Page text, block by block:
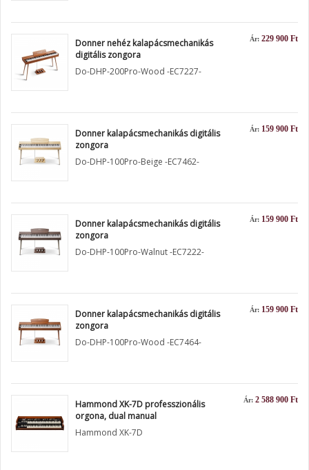
Ár: 229 900 Ft
Donner nehéz kalapácsmechanikás
digitális zongora
Do-DHP-200Pro-Wood -EC7227-
Ár: 159 900 Ft
Donner kalapácsmechanikás digitális
zongora
Do-DHP-100Pro-Beige -EC7462-
Ár: 159 900 Ft
Donner kalapácsmechanikás digitális
zongora
Do-DHP-100Pro-Walnut -EC7222-
Ár: 159 900 Ft
Donner kalapácsmechanikás digitális
zongora
Do-DHP-100Pro-Wood -EC7464-
Ár: 2 588 900 Ft
Hammond XK-7D professzionális
orgona, dual manual
Hammond XK-7D